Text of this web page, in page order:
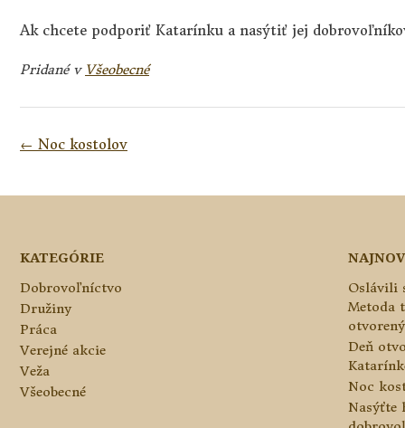
Ak chcete podporiť Katarínku a nasýtiť jej
Pridané v Všeobecné
Navigácia
← Noc kostolov
KATEGÓRIE
Dobrovoľníctvo
Družiny
Práca
Verejné akcie
Veža
Všeobecné
Oslávili
Metoda
Deň
Noc
Nasýťte